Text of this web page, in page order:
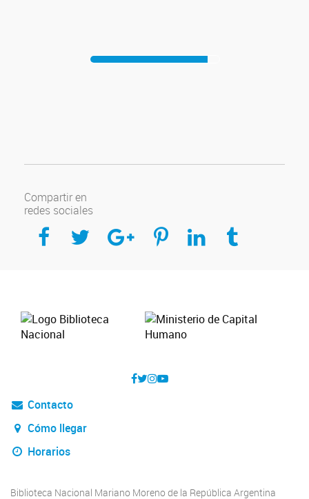
Compartir en
redes sociales
Compartir en Facebook Compartir en Twitter Compartir en Google Plus Compartir en Pinterest Compartir en Linkedin Compartir en Tumblr
Contacto
Cómo llegar
Horarios
Biblioteca Nacional Mariano Moreno de la República Argentina